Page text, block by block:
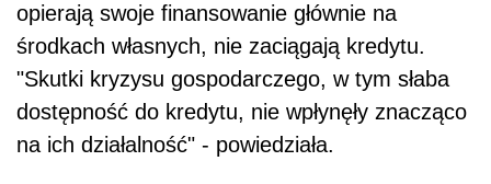
opierają swoje finansowanie głównie na
środkach własnych, nie zaciągają kredytu.
"Skutki kryzysu gospodarczego, w tym słaba
dostępność do kredytu, nie wpłynęły znacząco
na ich działalność" - powiedziała.